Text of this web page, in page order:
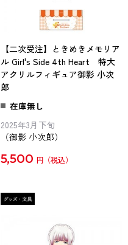
【二次受注】ときめきメモリア
ル Girl's Side 4th Heart 特大
アクリルフィギュア御影 小次
郎
在庫無し
2025年3月下旬
（御影 小次郎）
5,500 円